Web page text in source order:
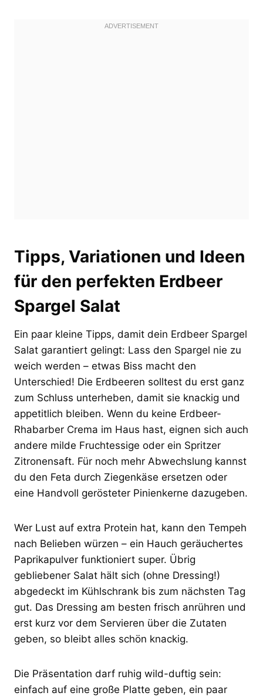
Tipps, Variationen und Ideen
für den perfekten Erdbeer
Spargel Salat
Ein paar kleine Tipps, damit dein Erdbeer Spargel
Salat garantiert gelingt: Lass den Spargel nie zu
weich werden – etwas Biss macht den
Unterschied! Die Erdbeeren solltest du erst ganz
zum Schluss unterheben, damit sie knackig und
appetitlich bleiben. Wenn du keine Erdbeer-
Rhabarber Crema im Haus hast, eignen sich auch
andere milde Fruchtessige oder ein Spritzer
Zitronensaft. Für noch mehr Abwechslung kannst
du den Feta durch Ziegenkäse ersetzen oder
eine Handvoll gerösteter Pinienkerne dazugeben.
Wer Lust auf extra Protein hat, kann den Tempeh
nach Belieben würzen – ein Hauch geräuchertes
Paprikapulver funktioniert super. Übrig
gebliebener Salat hält sich (ohne Dressing!)
abgedeckt im Kühlschrank bis zum nächsten Tag
gut. Das Dressing am besten frisch anrühren und
erst kurz vor dem Servieren über die Zutaten
geben, so bleibt alles schön knackig.
Die Präsentation darf ruhig wild-duftig sein:
einfach auf eine große Platte geben, ein paar